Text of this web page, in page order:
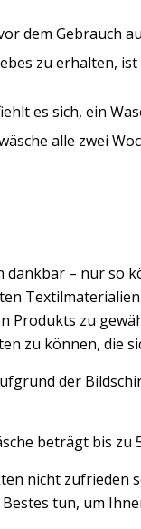
dem Gebrauch
zu erhalten,
es sich, ein
alle zwei
dankbar – nur so
Produkts zu
zu können, die
der
beträgt bis zu
nicht zufrieden
tun, um